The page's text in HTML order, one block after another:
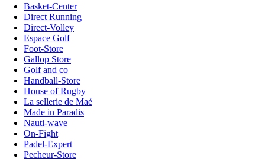
Basket-Center
Direct Running
Direct-Volley
Espace Golf
Foot-Store
Gallop Store
Golf and co
Handball-Store
House of Rugby
La sellerie de Maé
Made in Paradis
Nauti-wave
On-Fight
Padel-Expert
Pecheur-Store